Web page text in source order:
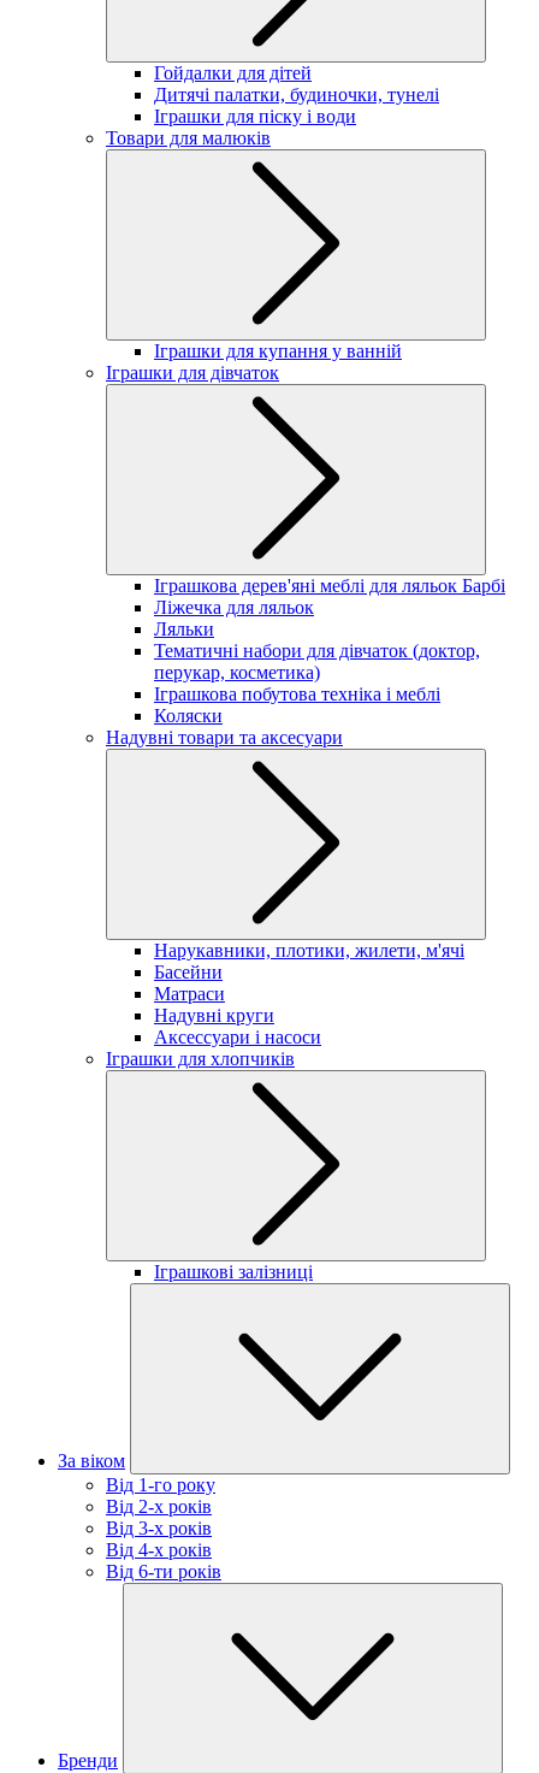
Гойдалки для дітей
Дитячі палатки, будиночки, тунелі
Іграшки для піску і води
Товари для малюків
Іграшки для купання у ванній
Іграшки для дівчаток
Іграшкова дерев'яні меблі для ляльок Барбі
Ліжечка для ляльок
Ляльки
Тематичні набори для дівчаток (доктор,
перукар, косметика)
Іграшкова побутова техніка і меблі
Коляски
Надувні товари та аксесуари
Нарукавники, плотики, жилети, м'ячі
Басейни
Матраси
Надувні круги
Аксессуари і насоси
Іграшки для хлопчиків
Іграшкові залізниці
За віком
Від 1-го року
Від 2-х років
Від 3-х років
Від 4-х років
Від 6-ти років
Бренди